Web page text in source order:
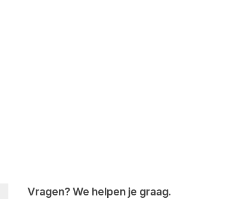
Vragen? We helpen je graag.